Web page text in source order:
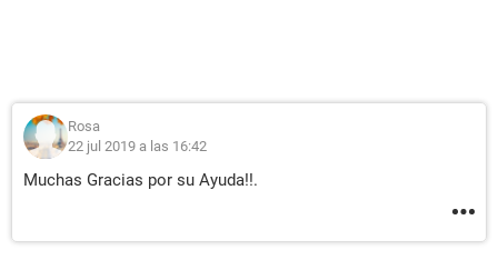
Rosa
22 jul 2019 a las 16:42
Muchas Gracias por su Ayuda!!.